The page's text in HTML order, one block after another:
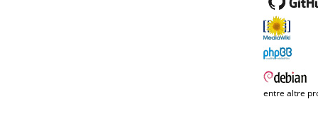
entre altre